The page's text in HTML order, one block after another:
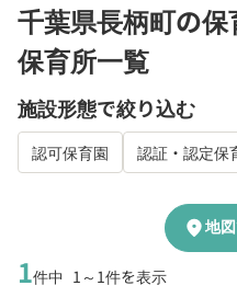
千葉県長柄町の
保育所一覧
施設形態で絞り込む
認可保育園 認証・認定保
1件中 1～1件を表示
location_on地